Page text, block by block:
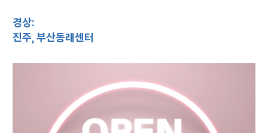
경상:
진주, 부산동래센터